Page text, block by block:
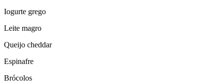
Iogurte grego
Leite magro
Queijo cheddar
Espinafre
Brócolos